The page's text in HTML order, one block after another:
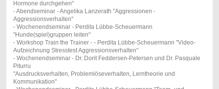
Hormone durchgehen"
- Abendseminar - Angelika Lanzerath "Aggressionen -
Aggressionsverhalten"
- Wochenendseminar - Perdita Lübbe-Scheuermann
"Hunde(spiel)gruppen leiten"
- Workshop Train the Trainer - - Perdita Lübbe-Scheuermann "Video-
Aufzeichnung Stresstest Aggressionsverhalten"
- Wochenendseminar - Dr. Dorit Feddersen-Petersen und Dr. Pasquale
Piturru
"Ausdrucksverhalten, Problemlöseverhalten, Lerntheorie und
Kommunikation"